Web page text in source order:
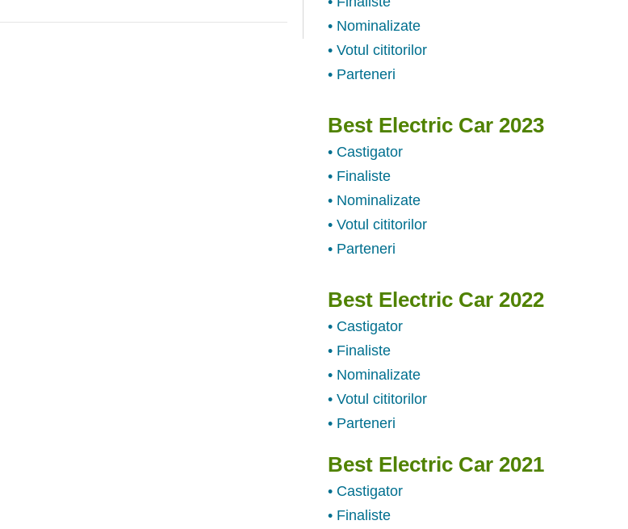
• Nominalizate
• Votul cititorilor
• Parteneri
Best Electric Car 2023
• Castigator
• Finaliste
• Nominalizate
• Votul cititorilor
• Parteneri
Best Electric Car 2022
• Castigator
• Finaliste
• Nominalizate
• Votul cititorilor
• Parteneri
Best Electric Car 2021
• Castigator
• Finaliste